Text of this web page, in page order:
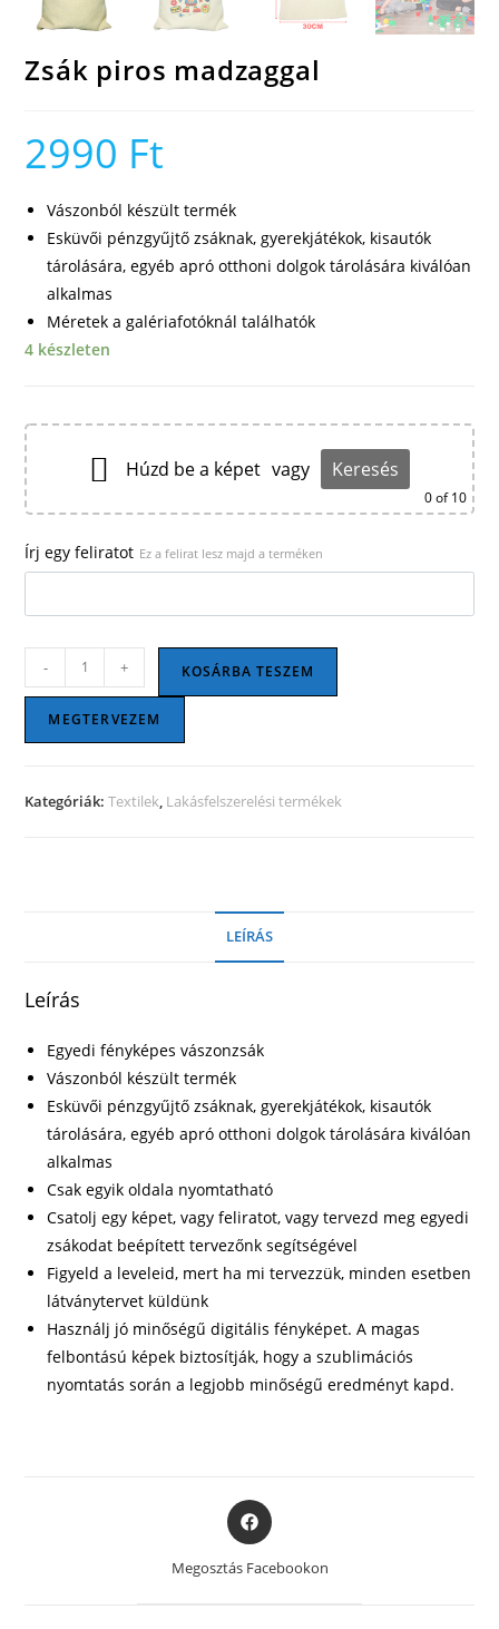
Zsák piros madzaggal
2990 Ft
Vászonból készült termék
Esküvői pénzgyűjtő zsáknak, gyerekjátékok, kisautók
tárolására, egyéb apró otthoni dolgok tárolására kiválóan
alkalmas
Méretek a galériafotóknál találhatók
4 készleten
Húzd be a képet vagy Keresés
0of 10
Írj egy feliratot Ez a felirat lesz majd a terméken
piros
madzaggal
mennyiség
- + KOSÁRBA TESZEM
MEGTERVEZEM
Kategóriák:Textilek, Lakásfelszerelési termékek
LEÍRÁS
Leírás
Egyedi fényképes vászonzsák
Vászonból készült termék
Esküvői pénzgyűjtő zsáknak, gyerekjátékok, kisautók
tárolására, egyéb apró otthoni dolgok tárolására kiválóan
alkalmas
Csak egyik oldala nyomtatható
Csatolj egy képet, vagy feliratot, vagy tervezd meg egyedi
zsákodat beépített tervezőnk segítségével
Figyeld a leveleid, mert ha mi tervezzük, minden esetben
látványtervet küldünk
Használj jó minőségű digitális fényképet. A magas
felbontású képek biztosítják, hogy a szublimációs
nyomtatás során a legjobb minőségű eredményt kapd.
Opens
in
new
Megosztás Facebookon